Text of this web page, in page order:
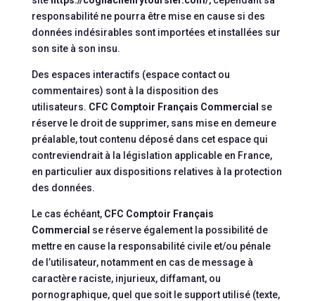
responsabilité ne pourra être mise en cause si des
données indésirables sont importées et installées sur
son site à son insu.
Des espaces interactifs (espace contact ou
commentaires) sont à la disposition des
utilisateurs. CFC Comptoir Français Commercial se
réserve le droit de supprimer, sans mise en demeure
préalable, tout contenu déposé dans cet espace qui
contreviendrait à la législation applicable en France,
en particulier aux dispositions relatives à la protection
des données.
Le cas échéant, CFC Comptoir Français
Commercial se réserve également la possibilité de
mettre en cause la responsabilité civile et/ou pénale
de l’utilisateur, notamment en cas de message à
caractère raciste, injurieux, diffamant, ou
pornographique, quel que soit le support utilisé (texte,